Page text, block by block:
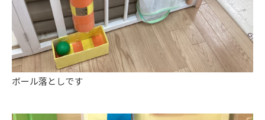
ボール落としです